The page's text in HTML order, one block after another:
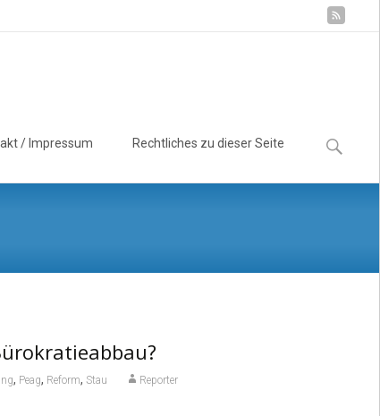
/ Impressum Rechtliches zu dieser Seite
Suchen
nach:
, Peag, Reform, Stau Reporter